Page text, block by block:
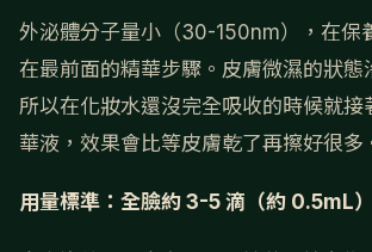
外泌體分子量小（30-150nm），在保
在最前面的精華步驟。皮膚微濕的狀態
所以在化妝水還沒完全吸收的時候就接
華液，效果會比等皮膚乾了再擦好很多
用量標準：全臉約 3-5 滴（約 0.5mL）